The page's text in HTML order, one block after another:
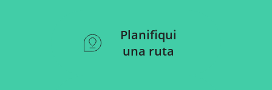
Planifiqui
una ruta